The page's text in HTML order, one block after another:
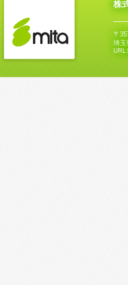
株
〒
埼玉